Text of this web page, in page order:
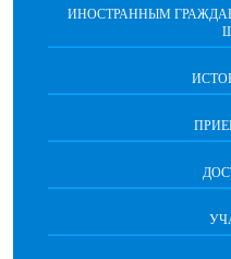
ИНОСТРАННЫМ